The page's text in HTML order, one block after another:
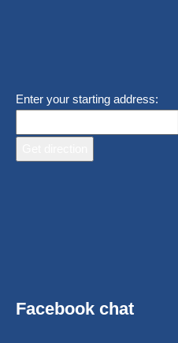
Enter your starting address:
Facebook chat